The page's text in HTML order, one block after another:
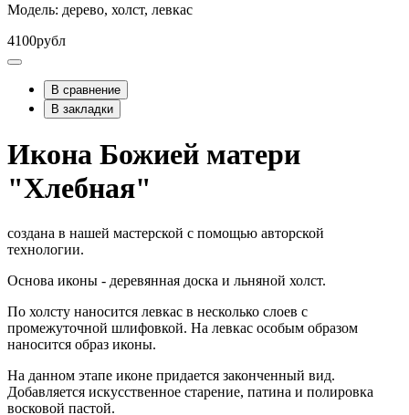
Модель: дерево, холст, левкас
4100рубл
В сравнение
В закладки
Икона Божией матери
"Хлебная"
создана в нашей мастерской с помощью авторской
технологии.
Основа иконы - деревянная доска и льняной холст.
По холсту наносится левкас в несколько слоев с
промежуточной шлифовкой. На левкас особым образом
наносится образ иконы.
На данном этапе иконе придается законченный вид.
Добавляется искусственное старение, патина и полировка
восковой пастой.